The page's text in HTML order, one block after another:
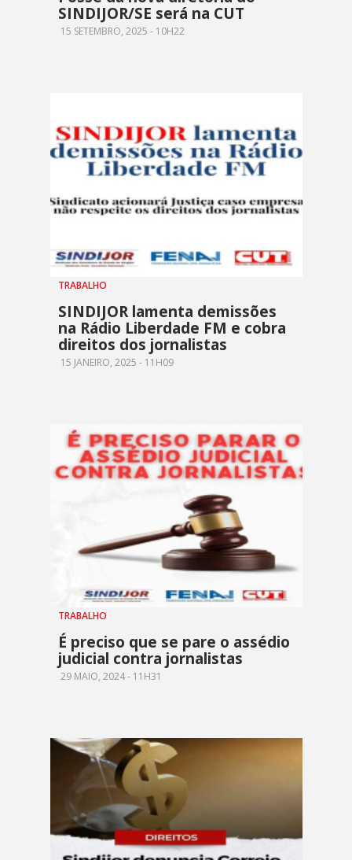
SINDIJOR/SE será na CUT
15 SETEMBRO, 2025 - 10H22
TRABALHO
SINDIJOR lamenta demissões
na Rádio Liberdade FM e cobra
direitos dos jornalistas
15 JANEIRO, 2025 - 11H09
TRABALHO
É preciso que se pare o assédio
judicial contra jornalistas
29 MAIO, 2024 - 11H31